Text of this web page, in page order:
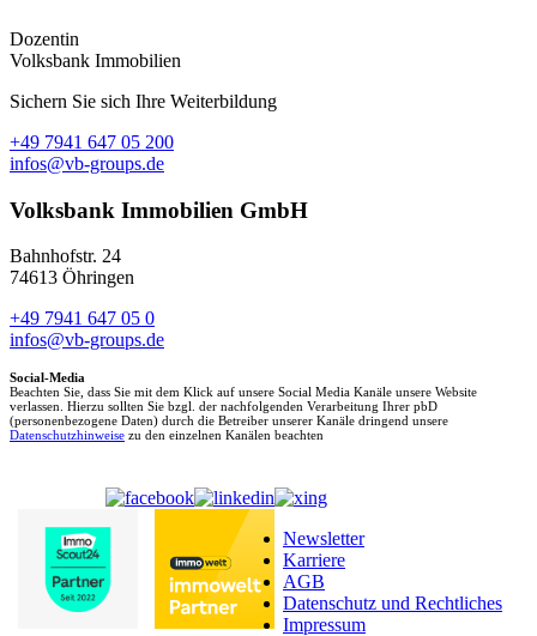
Dozentin
Volksbank Immobilien
Sichern Sie sich Ihre Weiterbildung
+49 7941 647 05 200
infos@vb-groups.de
Volksbank Immobilien GmbH
Bahnhofstr. 24
74613 Öhringen
+49 7941 647 05 0
infos@vb-groups.de
Social-Media
Beachten Sie, dass Sie mit dem Klick auf unsere Social Media Kanäle unsere Website
verlassen. Hierzu sollten Sie bzgl. der nachfolgenden Verarbeitung Ihrer pbD
(personenbezogene Daten) durch die Betreiber unserer Kanäle dringend unsere
Datenschutzhinweise zu den einzelnen Kanälen beachten
Newsletter
Karriere
AGB
Datenschutz und Rechtliches
Impressum